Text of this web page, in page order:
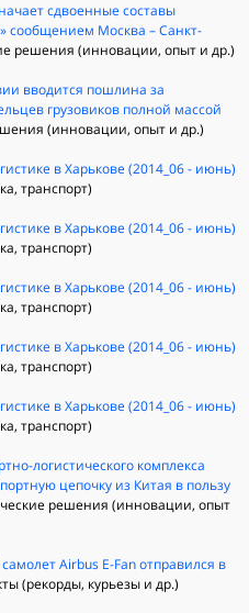
сдвоенные составы
сообщением Москва – Санкт-
решения (инновации, опыт и др.)
вводится пошлина за
грузовиков полной массой
(инновации, опыт и др.)
в Харькове (2014_06 - июнь)
транспорт)
в Харькове (2014_06 - июнь)
транспорт)
в Харькове (2014_06 - июнь)
транспорт)
в Харькове (2014_06 - июнь)
транспорт)
в Харькове (2014_06 - июнь)
транспорт)
логистического комплекса
цепочку из Китая в пользу
решения (инновации, опыт
Airbus E-Fan отправился в
(рекорды, курьезы и др.)